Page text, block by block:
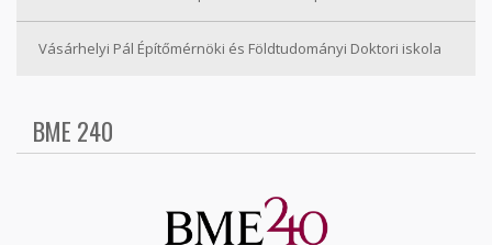
Vásárhelyi Pál Építőmérnöki és Földtudományi Doktori iskola
BME 240